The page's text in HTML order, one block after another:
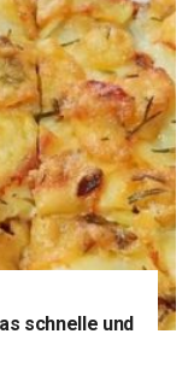
schnelle und